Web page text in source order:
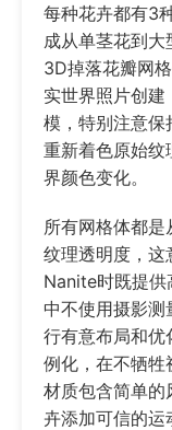
每种花卉都有3
成从单茎花到
3D掉落花瓣网
实世界照片创
模，特别注意保
重新着色原始纹
界颜色变化。
所有网格体都
纹理透明度，这
Nanite时既提供
中不使用摄影
行有意布局和优
例化，在不牺牲
材质包含简单的
卉添加可信的运